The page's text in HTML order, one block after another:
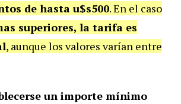
de hasta u$s500. En el caso
superiores, la tarifa es
, aunque los valores varían entre
un importe mínimo